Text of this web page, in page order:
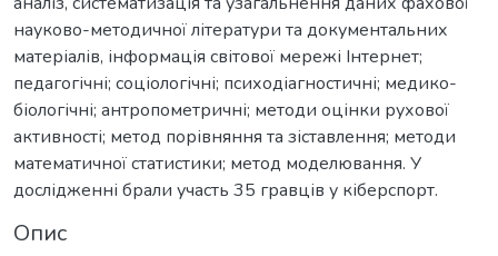
науково-методичної літератури та документальних
матеріалів, інформація світової мережі Інтернет;
педагогічні; соціологічні; психодіагностичні; медико-
біологічні; антропометричні; методи оцінки рухової
активності; метод порівняння та зіставлення; методи
математичної статистики; метод моделювання. У
дослідженні брали участь 35 гравців у кіберспорт.
Опис